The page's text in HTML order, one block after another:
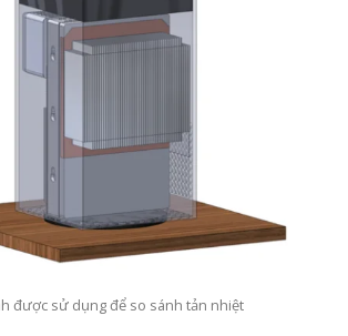
được sử dụng để so sánh tản nhiệt